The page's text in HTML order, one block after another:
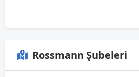
Rossmann Şubeleri